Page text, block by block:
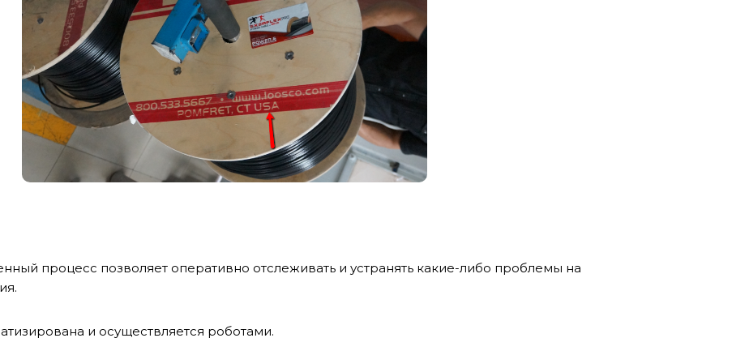
процесс позволяет оперативно отслеживать и устранять какие-либо проблемы на
и осуществляется роботами.